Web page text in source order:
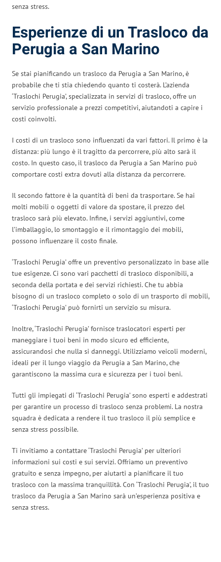
senza stress.
Esperienze di un Trasloco da
Perugia a San Marino
Se stai pianificando un trasloco da Perugia a San Marino, è
probabile che ti stia chiedendo quanto ti costerà. L’azienda
‘Traslochi Perugia’, specializzata in servizi di trasloco, offre un
servizio professionale a prezzi competitivi, aiutandoti a capire i
costi coinvolti.
I costi di un trasloco sono influenzati da vari fattori. Il primo è la
distanza: più lungo è il tragitto da percorrere, più alto sarà il
costo. In questo caso, il trasloco da Perugia a San Marino può
comportare costi extra dovuti alla distanza da percorrere.
Il secondo fattore è la quantità di beni da trasportare. Se hai
molti mobili o oggetti di valore da spostare, il prezzo del
trasloco sarà più elevato. Infine, i servizi aggiuntivi, come
l’imballaggio, lo smontaggio e il rimontaggio dei mobili,
possono influenzare il costo finale.
‘Traslochi Perugia’ offre un preventivo personalizzato in base alle
tue esigenze. Ci sono vari pacchetti di trasloco disponibili, a
seconda della portata e dei servizi richiesti. Che tu abbia
bisogno di un trasloco completo o solo di un trasporto di mobili,
‘Traslochi Perugia’ può fornirti un servizio su misura.
Inoltre, ‘Traslochi Perugia’ fornisce traslocatori esperti per
maneggiare i tuoi beni in modo sicuro ed efficiente,
assicurandosi che nulla si danneggi. Utilizziamo veicoli moderni,
ideali per il lungo viaggio da Perugia a San Marino, che
garantiscono la massima cura e sicurezza per i tuoi beni.
Tutti gli impiegati di ‘Traslochi Perugia’ sono esperti e addestrati
per garantire un processo di trasloco senza problemi. La nostra
squadra è dedicata a rendere il tuo trasloco il più semplice e
senza stress possibile.
Ti invitiamo a contattare ‘Traslochi Perugia’ per ulteriori
informazioni sui costi e sui servizi. Offriamo un preventivo
gratuito e senza impegno, per aiutarti a pianificare il tuo
trasloco con la massima tranquillità. Con ‘Traslochi Perugia’, il tuo
trasloco da Perugia a San Marino sarà un’esperienza positiva e
senza stress.